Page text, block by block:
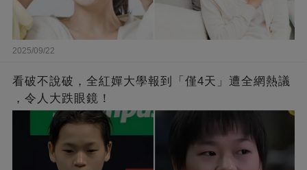
2025/09/22
看破不說破，全紅嬋大學報到「僅4天」遭全網熱議
，令人大跌眼鏡！